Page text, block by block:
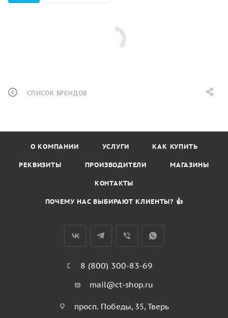
СПИСОК БРЕНДОВ
О КОМПАНИИ УСЛУГИ КАК КУПИТЬ
РЕКВИЗИТЫ ПРОИЗВОДИТЕЛИ МАГАЗИНЫ
КОНТАКТЫ
ПОЧЕМУ НАС ВЫБИРАЮТ КЛИЕНТЫ? 👍
8 (800) 300-83-69
mail@ct-shop.ru
просп. Победы, 35, Тверь